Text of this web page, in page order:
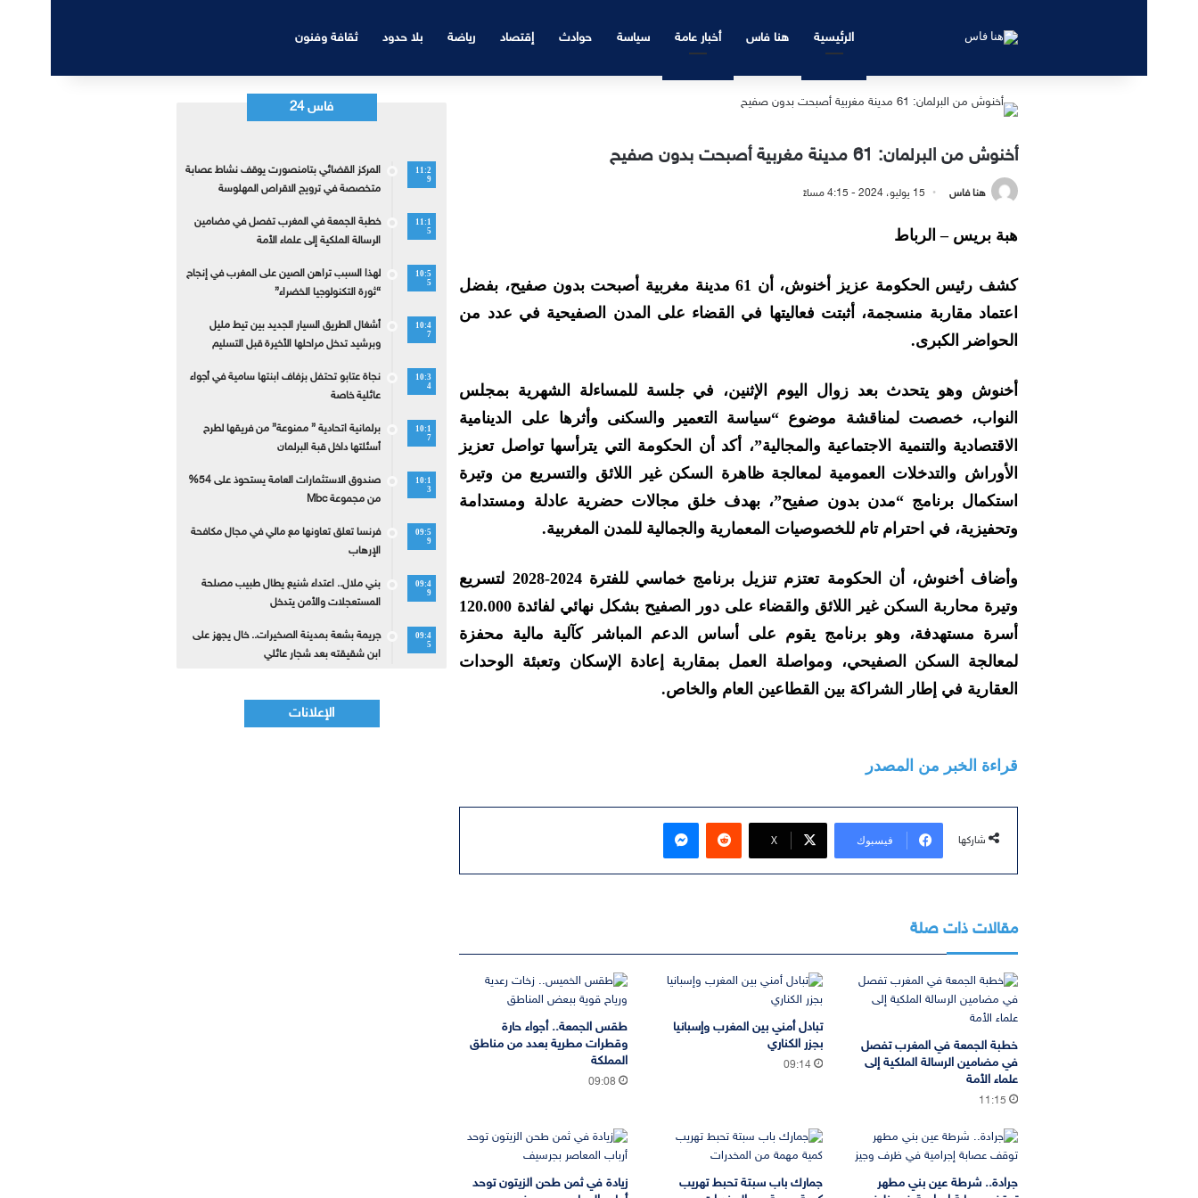
الرئيسية هنا فاس أخبار عامة سياسة حوادث إقتصاد رياضة بلا حدود ثقافة وفنون
أخنوش من البرلمان: 61 مدينة مغربية أصبحت بدون صفيح
هنا فاس 15 يوليو، 2024 - 4:15 مساءً
هبة بريس – الرباط
كشف رئيس الحكومة عزيز أخنوش، أن 61 مدينة مغربية أصبحت بدون صفيح، بفضل
اعتماد مقاربة منسجمة، أثبتت فعاليتها في القضاء على المدن الصفيحية في عدد من
الحواضر الكبرى.
أخنوش وهو يتحدث بعد زوال اليوم الإثنين، في جلسة للمساءلة الشهرية بمجلس
النواب، خصصت لمناقشة موضوع “سياسة التعمير والسكنى وأثرها على الدينامية
الاقتصادية والتنمية الاجتماعية والمجالية”، أكد أن الحكومة التي يترأسها تواصل تعزيز
الأوراش والتدخلات العمومية لمعالجة ظاهرة السكن غير اللائق والتسريع من وتيرة
استكمال برنامج “مدن بدون صفيح”، بهدف خلق مجالات حضرية عادلة ومستدامة
وتحفيزية، في احترام تام للخصوصيات المعمارية والجمالية للمدن المغربية.
وأضاف أخنوش، أن الحكومة تعتزم تنزيل برنامج خماسي للفترة 2024-2028 لتسريع
وتيرة محاربة السكن غير اللائق والقضاء على دور الصفيح بشكل نهائي لفائدة 120.000
أسرة مستهدفة، وهو برنامج يقوم على أساس الدعم المباشر كآلية مالية محفزة
لمعالجة السكن الصفيحي، ومواصلة العمل بمقاربة إعادة الإسكان وتعبئة الوحدات
العقارية في إطار الشراكة بين القطاعين العام والخاص.
قراءة الخبر من المصدر
شاركها فيسبوك ‫X
ماسنجر
مقالات ذات صلة
خطبة الجمعة في المغرب تفصل
في مضامين الرسالة الملكية إلى
علماء الأمة
11:15
تبادل أمني بين المغرب وإسبانيا
بجزر الكناري
09:14
طقس الجمعة.. أجواء حارة
وقطرات مطرية بعدد من مناطق
المملكة
09:08
جرادة.. شرطة عين بني مطهر
جمارك باب سبتة تحبط تهريب
زيادة في ثمن طحن الزيتون توحد
فاس 24
11:2
9
المركز القضائي بتامنصورت يوقف نشاط عصابة
متخصصة في ترويج الاقراص المهلوسة
11:1
5
خطبة الجمعة في المغرب تفصل في مضامين
الرسالة الملكية إلى علماء الأمة
10:5
5
لهذا السبب تراهن الصين على المغرب في إنجاح
“ثورة التكنولوجيا الخضراء”
10:4
7
أشغال الطريق السيار الجديد بين تيط مليل
وبرشيد تدخل مراحلها الأخيرة قبل التسليم
10:3
4
نجاة عتابو تحتفل بزفاف ابنتها سامية في أجواء
عائلية خاصة
10:1
7
برلمانية اتحادية ” ممنوعة” من فريقها لطرح
أسئلتها داخل قبة البرلمان
10:1
3
صندوق الاستثمارات العامة يستحوذ على 54%
من مجموعة Mbc
09:5
9
فرنسا تعلق تعاونها مع مالي في مجال مكافحة
الإرهاب
09:4
9
بني ملال.. اعتداء شنيع يطال طبيب مصلحة
المستعجلات والأمن يتدخل
09:4
5
جريمة بشعة بمدينة الصخيرات.. خال يجهز على
ابن شقيقته بعد شجار عائلي
الإعلانات